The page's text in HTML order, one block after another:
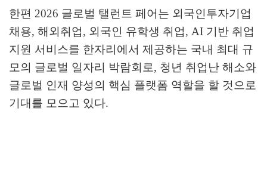
한편 2026 글로벌 탤런트 페어는 외국인투자기업
채용, 해외취업, 외국인 유학생 취업, AI 기반 취업
지원 서비스를 한자리에서 제공하는 국내 최대 규
모의 글로벌 일자리 박람회로, 청년 취업난 해소와
글로벌 인재 양성의 핵심 플랫폼 역할을 할 것으로
기대를 모으고 있다.